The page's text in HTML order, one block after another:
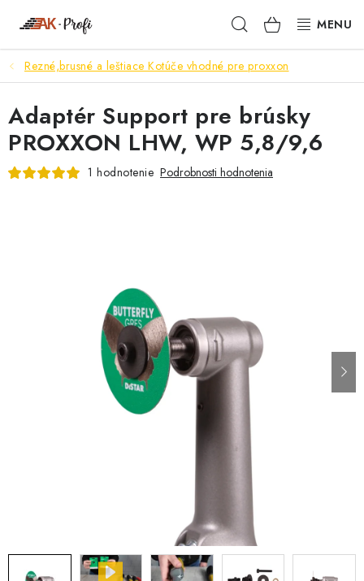
Hľadať
KOŠÍK
SIGMA
TENAX
VŠETKO ČO POTREBUJEŠ
ODSÁVANIE NA REZANIE A BRÚSENIE OBKLADOV
BUILDAKADÉMIA – Z PRAXE PRE PRAX
PODMIENKY OCHRANY OSOBNÝCH ÚDAJOV
Rezné,brusné a leštiace Kotúče vhodné pre proxxon
Adaptér Support pre brúsky
PROXXON LHW, WP 5,8/9,6
1 hodnotenie Podrobnosti hodnotenia